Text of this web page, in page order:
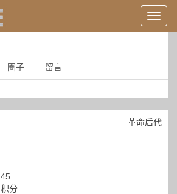
用
户
录
圈子 留言
革命后代
45
积分